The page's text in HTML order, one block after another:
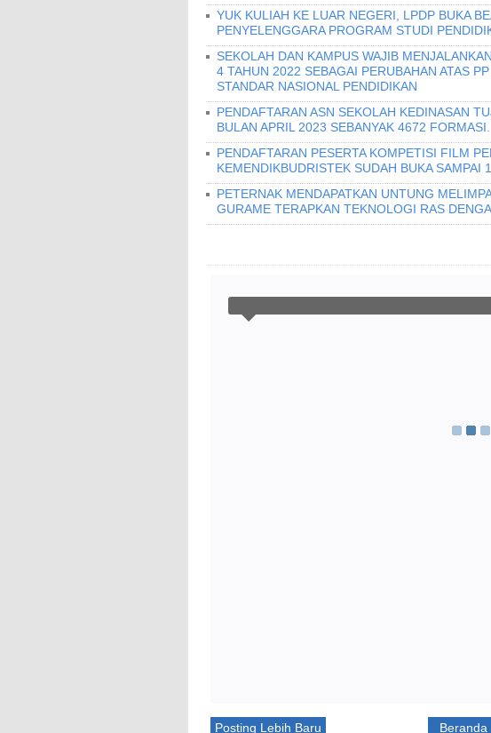
YUK KULIAH KE LUAR NEGERI, LPDP BUKA
PENYELENGGARA PROGRAM STUDI
SEKOLAH DAN KAMPUS WAJIB
4 TAHUN 2022 SEBAGAI PERUBAHAN ATAS
STANDAR NASIONAL PENDIDIKAN
PENDAFTARAN ASN SEKOLAH KEDINASAN
BULAN APRIL 2023 SEBANYAK 4672 FORMASI.
PENDAFTARAN PESERTA KOMPETISI FILM
KEMENDIKBUDRISTEK SUDAH BUKA SAMPAI
PETERNAK MENDAPATKAN UNTUNG
GURAME TERAPKAN TEKNOLOGI RAS
Posting Lebih Baru Beranda